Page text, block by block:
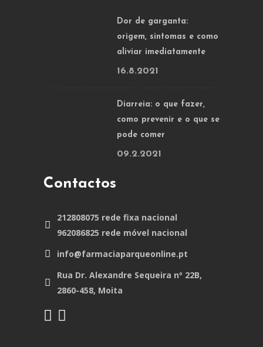
Dor de garganta:
origem, sintomas e como
aliviar imediatamente
16.8.2021
Diarreia: o que fazer,
como prevenir e o que se
pode comer
09.2.2021
Contactos
212808075 rede fixa nacional
962086825 rede móvel nacional
info@farmaciaparqueonline.pt
Rua Dr. Alexandre Sequeira nº 22B,
2860-458, Moita